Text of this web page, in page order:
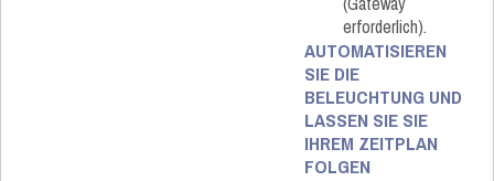
erforderlich).
AUTOMATISIEREN
SIE DIE
BELEUCHTUNG UND
LASSEN SIE SIE
IHREM ZEITPLAN
FOLGEN